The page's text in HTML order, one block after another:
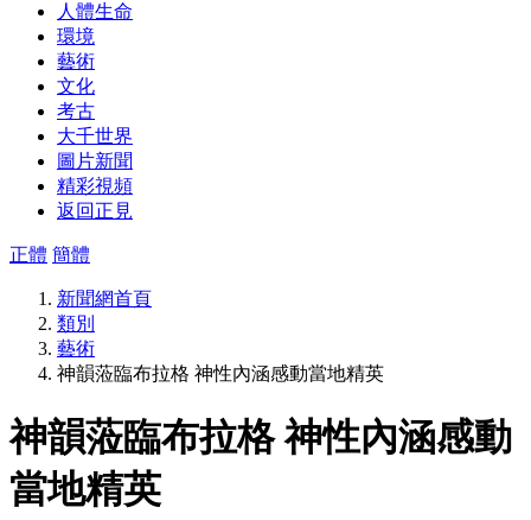
人體生命
環境
藝術
文化
考古
大千世界
圖片新聞
精彩視頻
返回正見
正體 簡體
新聞網首頁
類別
藝術
神韻蒞臨布拉格 神性內涵感動當地精英
神韻蒞臨布拉格 神性內涵感動
當地精英